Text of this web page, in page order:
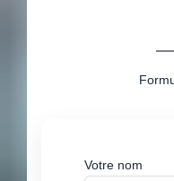
Votre nom